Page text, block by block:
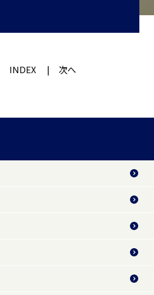
INDEX 次へ